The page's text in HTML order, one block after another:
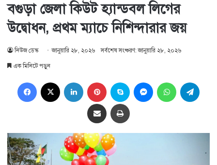
বগুড়া জেলা কিউট হ্যান্ডবল লিগের
উদ্বোধন, প্রথম ম্যাচে নিশিন্দারার জয়
নিউজ ডেস্ক জানুয়ারি ২৮, ২০২৬ সর্বশেষ সংষ্করণ: জানুয়ারি ২৮, ২০২৬
এক মিনিটে পড়ুন
Facebook LinkedIn Pinterest Skype MessengerWhatsApp
Share via Email প্রিন্ট